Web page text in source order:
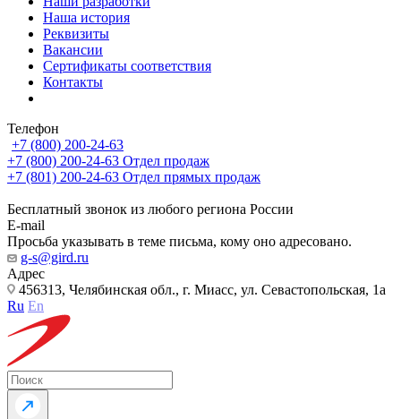
Наша история
Реквизиты
Вакансии
Сертификаты соответствия
Контакты
Телефон
+7 (800) 200-24-63
+7 (800) 200-24-63 Отдел продаж
+7 (801) 200-24-63 Отдел прямых продаж
Бесплатный звонок из любого региона России
E-mail
Просьба указывать в теме письма, кому оно адресовано.
g-s@gird.ru
Адрес
456313, Челябинская обл., г. Миасс, ул. Севастопольская, 1а
Ru En